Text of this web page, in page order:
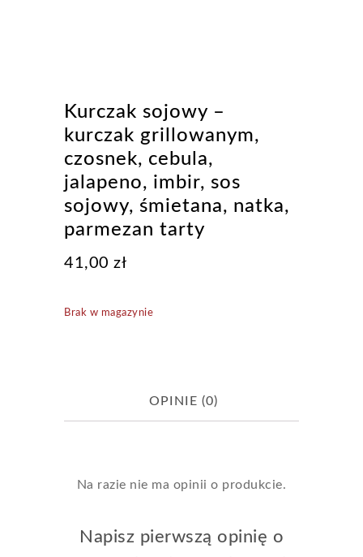
Kurczak sojowy –
kurczak grillowanym,
czosnek, cebula,
jalapeno, imbir, sos
sojowy, śmietana, natka,
parmezan tarty
41,00 zł
Brak w magazynie
OPINIE (0)
Na razie nie ma opinii o produkcie.
Napisz pierwszą opinię o